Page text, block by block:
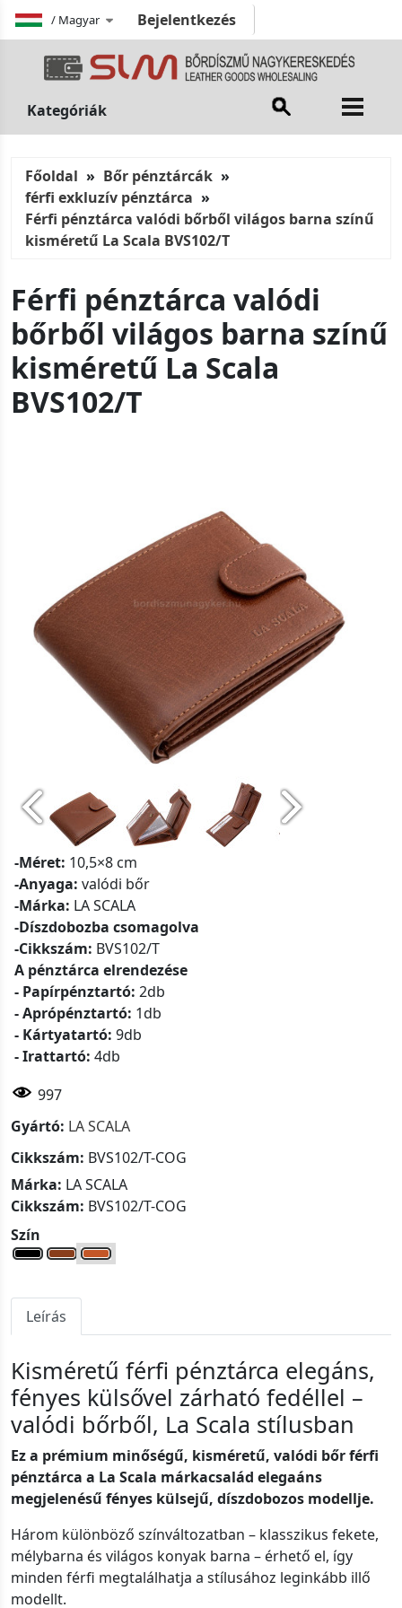
/ Magyar Bejelentkezés
Kategóriák
Főoldal
Bőr pénztárcák
férfi exkluzív pénztárca
Férfi pénztárca valódi bőrből világos barna színű
kisméretű La Scala BVS102/T
Férfi pénztárca valódi
bőrből világos barna színű
kisméretű La Scala
BVS102/T
-Méret: 10,5×8 cm
-Anyaga: valódi bőr
-Márka: LA SCALA
-Díszdobozba csomagolva
-Cikkszám: BVS102/T
A pénztárca elrendezése
- Papírpénztartó: 2db
- Aprópénztartó: 1db
- Kártyatartó: 9db
- Irattartó: 4db
997
Gyártó: LA SCALA
Cikkszám: BVS102/T-COG
Márka: LA SCALA
Cikkszám: BVS102/T-COG
Szín
Leírás
Kisméretű férfi pénztárca elegáns,
fényes külsővel zárható fedéllel –
valódi bőrből, La Scala stílusban
Ez a prémium minőségű, kisméretű, valódi bőr férfi
pénztárca a La Scala márkacsalád elegaáns
megjelenésű fényes külsejű, díszdobozos modellje.
Három különböző színváltozatban – klasszikus fekete,
mélybarna és világos konyak barna – érhető el, így
minden férfi megtalálhatja a stílusához leginkább illő
modellt.